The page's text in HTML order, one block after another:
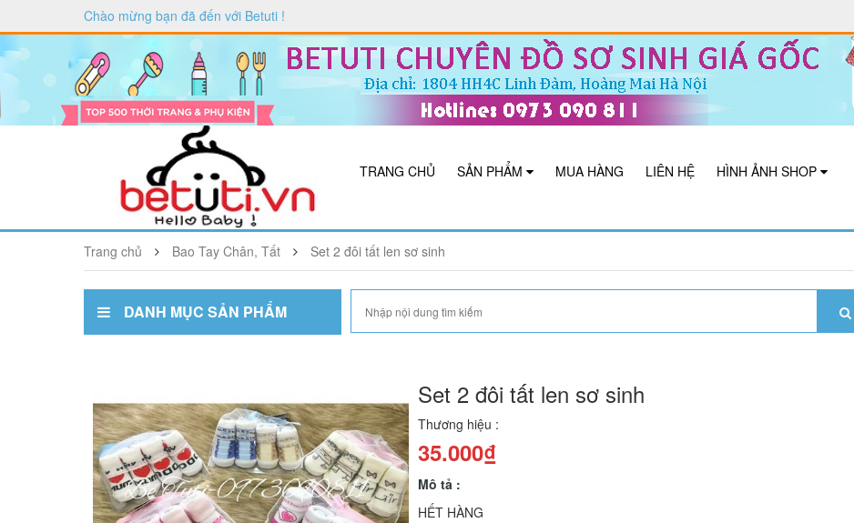
Chào mừng bạn đã đến với Betuti !
TRANG CHỦ SẢN PHẨM MUA HÀNG LIÊN HỆ HÌNH ẢNH SHOP
Trang chủ Bao Tay Chân, Tất Set 2 đôi tất len sơ sinh
DANH MỤC SẢN PHẨM
Set 2 đôi tất len sơ sinh
Thương hiệu :
35.000₫
Mô tả :
HẾT HÀNG